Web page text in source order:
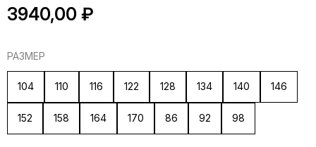
3940,00 ₽
РАЗМЕР
104 110 116 122 128 134 140 146
152 158 164 170 86 92 98